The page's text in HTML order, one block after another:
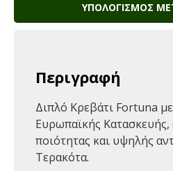
ΥΠΟΛΟΓΙΣΜΌΣ
Περιγραφή
Διπλό Κρεβάτι Fortuna
Ευρωπαϊκής Κατασκευής,
ποιότητας και υψηλής
Τερακότα.